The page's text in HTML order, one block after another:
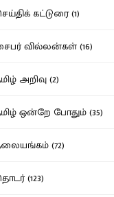
கட்டுரை (1)
வில்லன்கள் (16)
அறிவு (2)
ஒன்றே போதும் (35)
(72)
(123)